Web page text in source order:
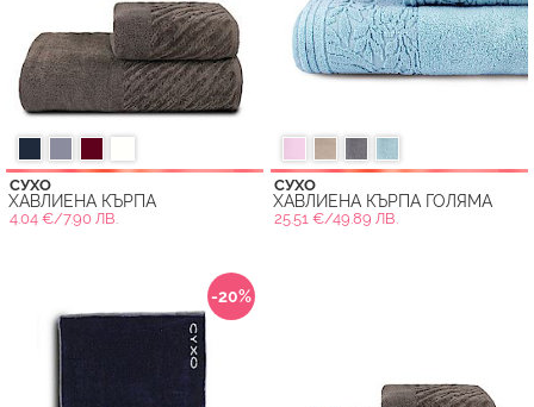
СУХО
ХАВЛИЕНА КЪРПА
4.04 €/7.90 ЛВ.
СУХО
ХАВЛИЕНА КЪРПА ГОЛЯМА
25.51 €/49.89 ЛВ.
-20%